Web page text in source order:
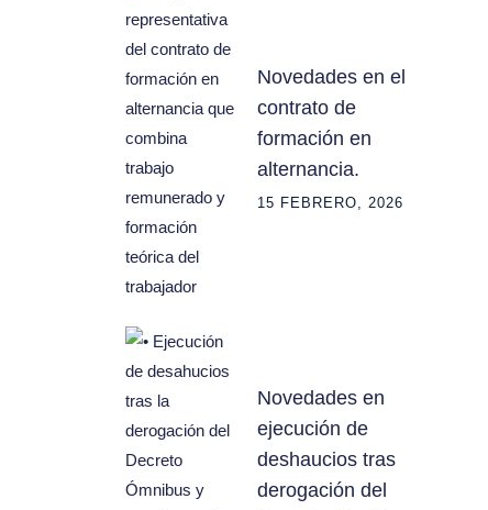
Novedades en el
contrato de
formación en
alternancia.
15 FEBRERO, 2026
Novedades en
ejecución de
deshaucios tras
derogación del